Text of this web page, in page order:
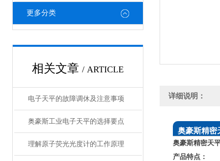
更多分类
相关文章 / ARTICLE
电子天平的故障调休及注意事项
奥豪斯工业电子天平的选择要点
理解原子荧光光度计的工作原理
详细说明：
奥豪斯精密
奥豪斯精密天
产品特点：